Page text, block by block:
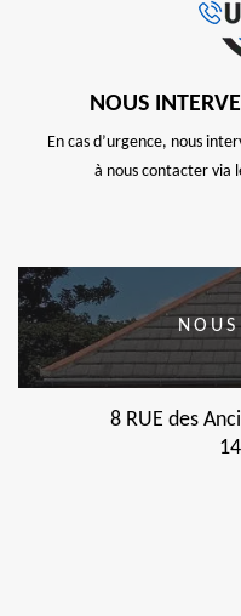
NOUS
En cas d’urgence, nous
à nous contacter via
8 RUE des